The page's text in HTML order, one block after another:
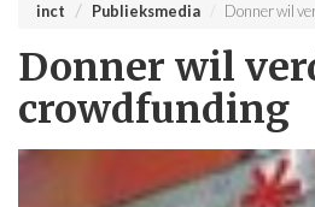
inct Publieksmedia Donner wil
Donner wil
crowdfunding